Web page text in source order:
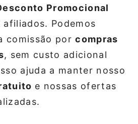
Promocional
afiliados. Podemos
comissão porcompras
, sem custo adicional
ajuda a manter nosso
e nossas ofertas